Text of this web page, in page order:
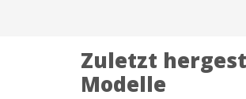
Zuletzt
Modelle